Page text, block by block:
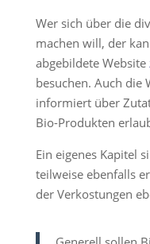
Wer sich über die
machen will, der
abgebildete Website
besuchen. Auch die
informiert über
Bio-Produkten
Ein eigenes Kapitel
teilweise ebenfalls
der Verkostungen